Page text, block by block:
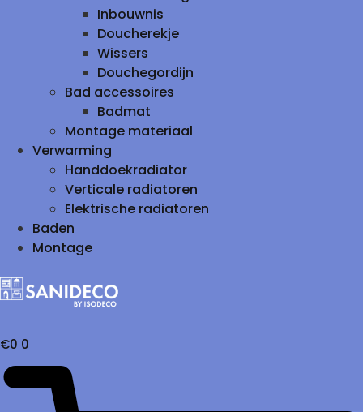
Inbouwnis
Doucherekje
Wissers
Douchegordijn
Bad accessoires
Badmat
Montage materiaal
Verwarming
Handdoekradiator
Verticale radiatoren
Elektrische radiatoren
Baden
Montage
€0 0